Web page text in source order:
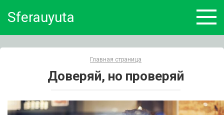
Sferauyuta
Главная страница
Доверяй, но проверяй